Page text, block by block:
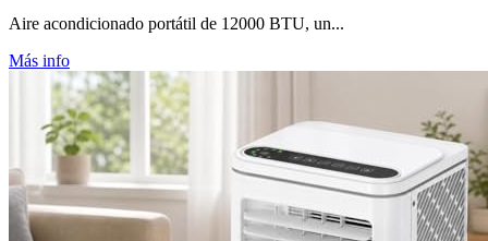
Aire acondicionado portátil de 12000 BTU, un...
Más info